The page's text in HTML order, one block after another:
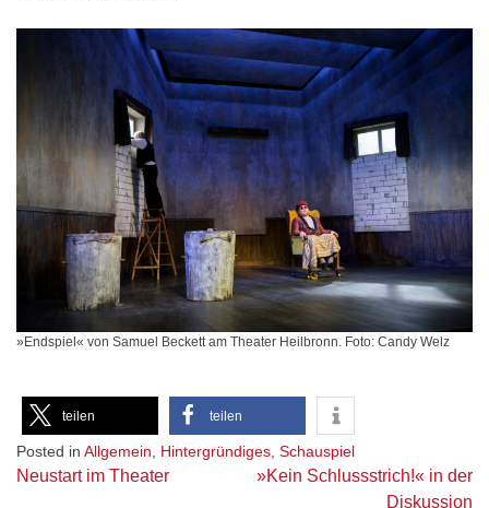
»Endspiel« von Samuel Beckett am Theater Heilbronn. Foto: Candy Welz
teilen teilen
Posted in Allgemein, Hintergründiges, Schauspiel
Beitragsnavigation
Neustart im Theater
»Kein Schlussstrich!« in der
Diskussion